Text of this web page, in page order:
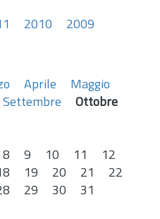
2010
2009
Aprile
Maggio
Settembre
Ottobre
8 9 10 11
12
19 20 21
22
29 30 31